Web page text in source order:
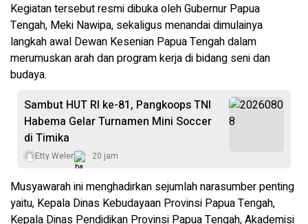
Kegiatan tersebut resmi dibuka oleh Gubernur Papua
Tengah, Meki Nawipa, sekaligus menandai dimulainya
langkah awal Dewan Kesenian Papua Tengah dalam
merumuskan arah dan program kerja di bidang seni dan
budaya.
Sambut HUT RI ke-81, Pangkoops TNI
Habema Gelar Turnamen Mini Soccer
di Timika
Etty Weler 20 jam
Musyawarah ini menghadirkan sejumlah narasumber penting
yaitu, Kepala Dinas Kebudayaan Provinsi Papua Tengah,
Kepala Dinas Pendidikan Provinsi Papua Tengah, Akademisi